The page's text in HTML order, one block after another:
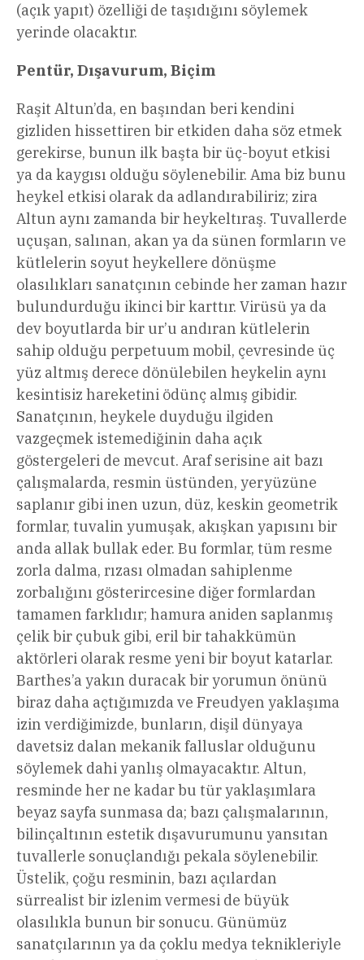
(açık yapıt) özelliği de taşıdığını söylemek
yerinde olacaktır.
Pentür, Dışavurum, Biçim
Raşit Altun’da, en başından beri kendini
gizliden hissettiren bir etkiden daha söz etmek
gerekirse, bunun ilk başta bir üç-boyut etkisi
ya da kaygısı olduğu söylenebilir. Ama biz bunu
heykel etkisi olarak da adlandırabiliriz; zira
Altun aynı zamanda bir heykeltıraş. Tuvallerde
uçuşan, salınan, akan ya da sünen formların ve
kütlelerin soyut heykellere dönüşme
olasılıkları sanatçının cebinde her zaman hazır
bulundurduğu ikinci bir karttır. Virüsü ya da
dev boyutlarda bir ur’u andıran kütlelerin
sahip olduğu perpetuum mobil, çevresinde üç
yüz altmış derece dönülebilen heykelin aynı
kesintisiz hareketini ödünç almış gibidir.
Sanatçının, heykele duyduğu ilgiden
vazgeçmek istemediğinin daha açık
göstergeleri de mevcut. Araf serisine ait bazı
çalışmalarda, resmin üstünden, yeryüzüne
saplanır gibi inen uzun, düz, keskin geometrik
formlar, tuvalin yumuşak, akışkan yapısını bir
anda allak bullak eder. Bu formlar, tüm resme
zorla dalma, rızası olmadan sahiplenme
zorbalığını gösterircesine diğer formlardan
tamamen farklıdır; hamura aniden saplanmış
çelik bir çubuk gibi, eril bir tahakkümün
aktörleri olarak resme yeni bir boyut katarlar.
Barthes’a yakın duracak bir yorumun önünü
biraz daha açtığımızda ve Freudyen yaklaşıma
izin verdiğimizde, bunların, dişil dünyaya
davetsiz dalan mekanik falluslar olduğunu
söylemek dahi yanlış olmayacaktır. Altun,
resminde her ne kadar bu tür yaklaşımlara
beyaz sayfa sunmasa da; bazı çalışmalarının,
bilinçaltının estetik dışavurumunu yansıtan
tuvallerle sonuçlandığı pekala söylenebilir.
Üstelik, çoğu resminin, bazı açılardan
sürrealist bir izlenim vermesi de büyük
olasılıkla bunun bir sonucu. Günümüz
sanatçılarının ya da çoklu medya teknikleriyle